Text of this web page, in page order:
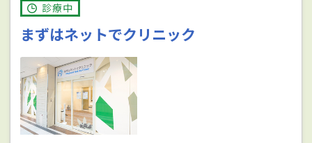
診療中
まずはネットでクリニック